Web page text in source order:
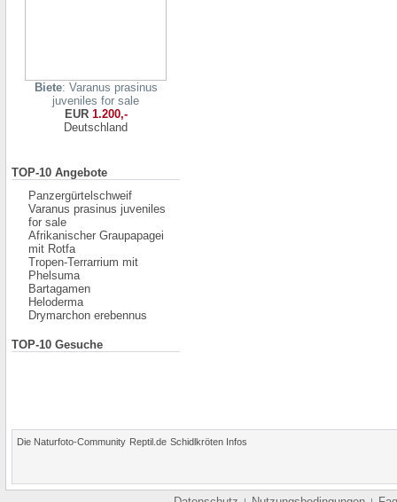
Biete: Varanus prasinus
juveniles for sale
EUR1.200,-
Deutschland
TOP-10 Angebote
Panzergürtelschweif
Varanus prasinus juveniles
for sale
Afrikanischer Graupapagei
mit Rotfa
Tropen-Terrarrium mit
Phelsuma
Bartagamen
Heloderma
Drymarchon erebennus
TOP-10 Gesuche
Die Naturfoto-Community Reptil.de Schidlkröten Infos